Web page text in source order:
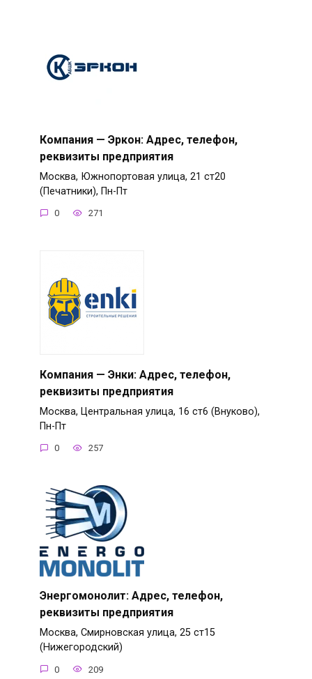
Компания — Эркон: Адрес, телефон,
реквизиты предприятия
Москва, Южнопортовая улица, 21 ст20
(Печатники), Пн-Пт
0 271
Компания — Энки: Адрес, телефон,
реквизиты предприятия
Москва, Центральная улица, 16 ст6 (Внуково),
Пн-Пт
0 257
Энергомонолит: Адрес, телефон,
реквизиты предприятия
Москва, Смирновская улица, 25 ст15
(Нижегородский)
0 209